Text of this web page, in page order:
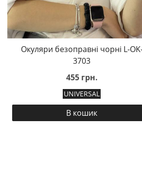
Окуляри безоправні чорні L-
3703
455 грн.
UNIVERSAL
В кошик